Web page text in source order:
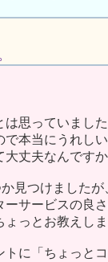
思っていまし
本当にうれしい
丈夫なんですか
見つけました
サービスの良さ
っとお教えしま
に「ちょっとコ